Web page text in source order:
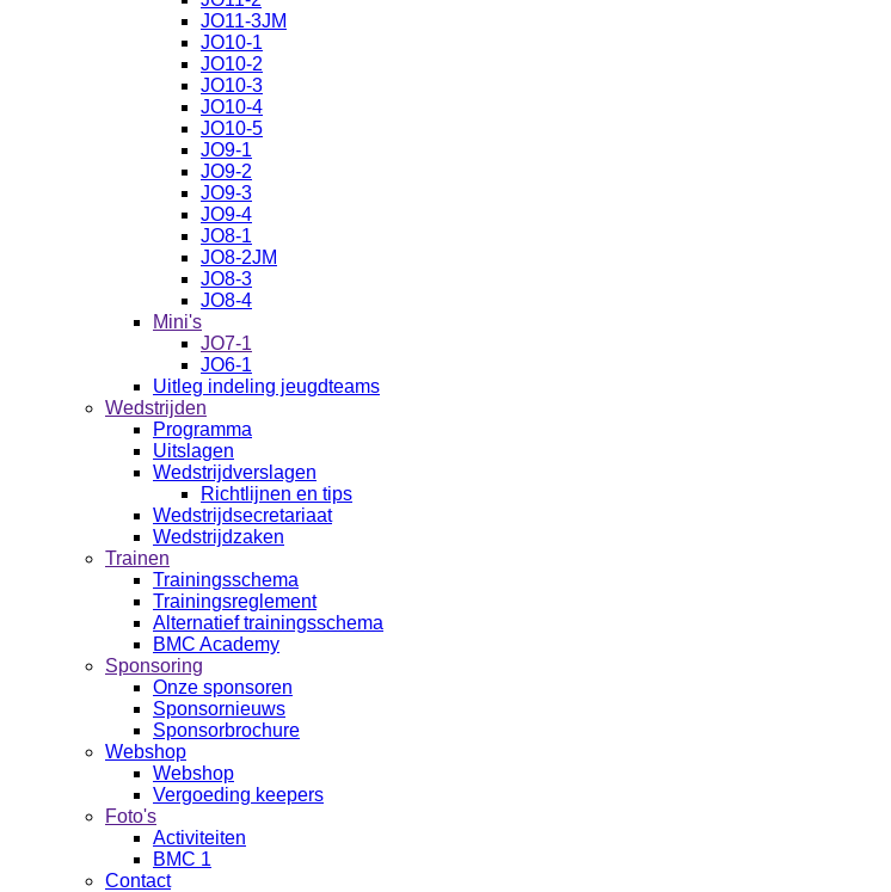
JO11-3JM
JO10-1
JO10-2
JO10-3
JO10-4
JO10-5
JO9-1
JO9-2
JO9-3
JO9-4
JO8-1
JO8-2JM
JO8-3
JO8-4
Mini's
JO7-1
JO6-1
Uitleg indeling jeugdteams
Wedstrijden
Programma
Uitslagen
Wedstrijdverslagen
Richtlijnen en tips
Wedstrijdsecretariaat
Wedstrijdzaken
Trainen
Trainingsschema
Trainingsreglement
Alternatief trainingsschema
BMC Academy
Sponsoring
Onze sponsoren
Sponsornieuws
Sponsorbrochure
Webshop
Webshop
Vergoeding keepers
Foto's
Activiteiten
BMC 1
Contact